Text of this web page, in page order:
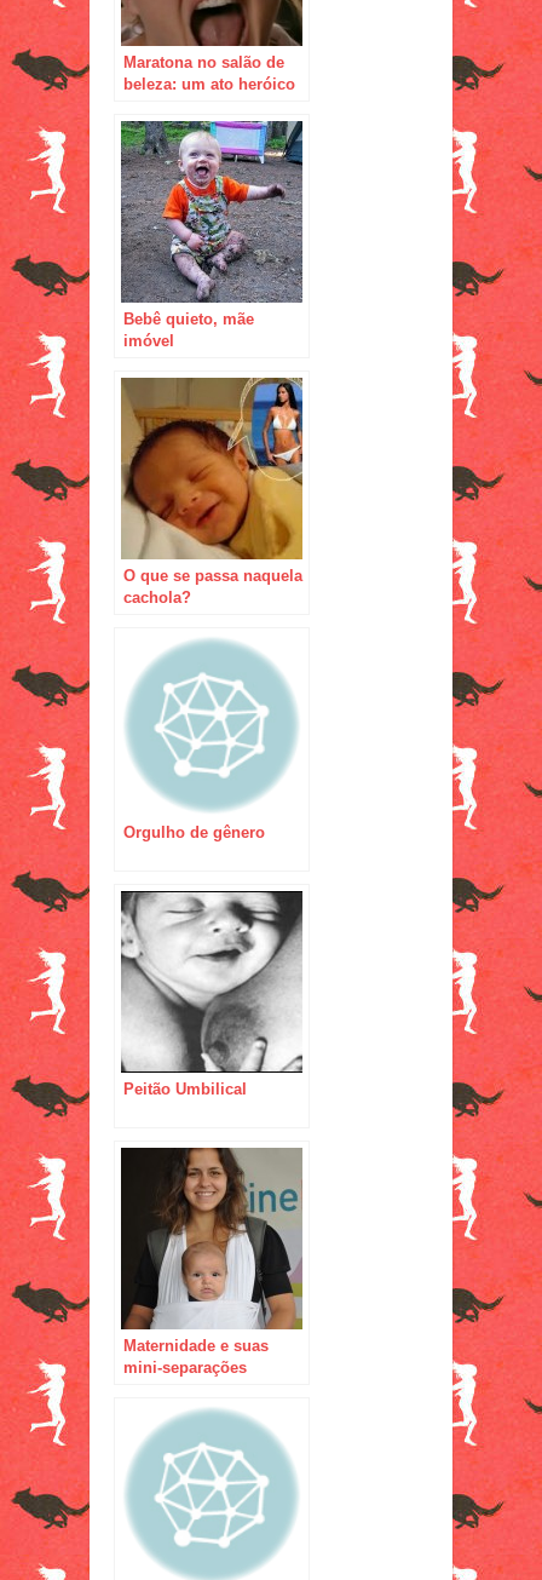
Maratona no salão de
beleza: um ato heróico
Bebê quieto, mãe
imóvel
O que se passa naquela
cachola?
Orgulho de gênero
Peitão Umbilical
Maternidade e suas
mini-separações